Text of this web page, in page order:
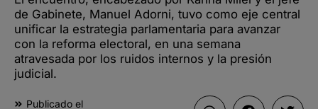
de Gabinete, Manuel Adorni, tuvo como eje central
unificar la estrategia parlamentaria para avanzar
con la reforma electoral, en una semana
atravesada por los ruidos internos y la presión
judicial.
Publicado el